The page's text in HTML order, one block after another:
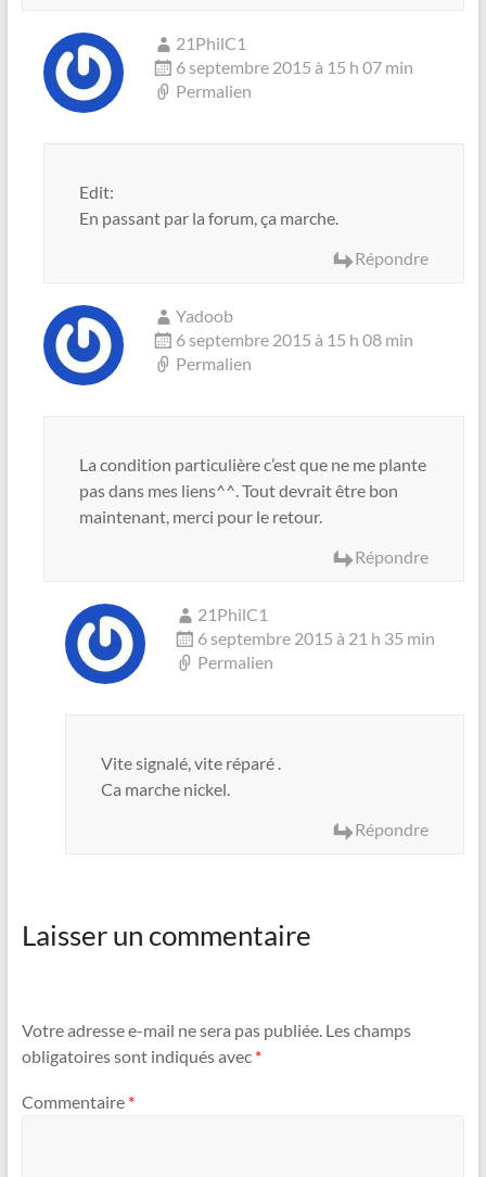
21PhilC1
6 septembre 2015 à 15 h 07 min
Permalien
Edit:
En passant par la forum, ça marche.
Répondre
Yadoob
6 septembre 2015 à 15 h 08 min
Permalien
La condition particulière c’est que ne me plante
pas dans mes liens^^. Tout devrait être bon
maintenant, merci pour le retour.
Répondre
21PhilC1
6 septembre 2015 à 21 h 35 min
Permalien
Vite signalé, vite réparé .
Ca marche nickel.
Répondre
Laisser un commentaire
Votre adresse e-mail ne sera pas publiée. Les champs
obligatoires sont indiqués avec *
Commentaire *